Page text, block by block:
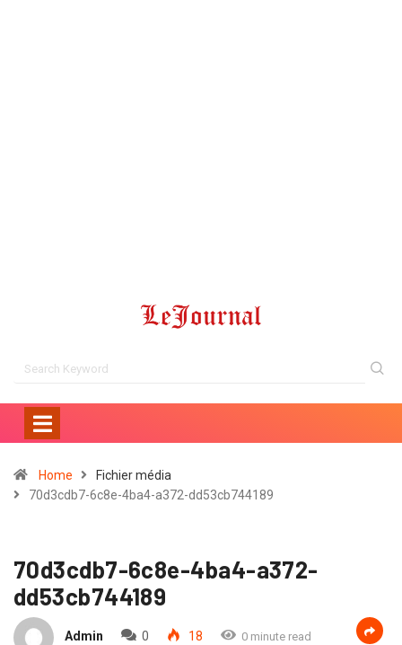
Home
Fichier média
70d3cdb7-6c8e-4ba4-a372-dd53cb744189
70d3cdb7-6c8e-4ba4-a372-
dd53cb744189
Admin 0 18 0 minute read